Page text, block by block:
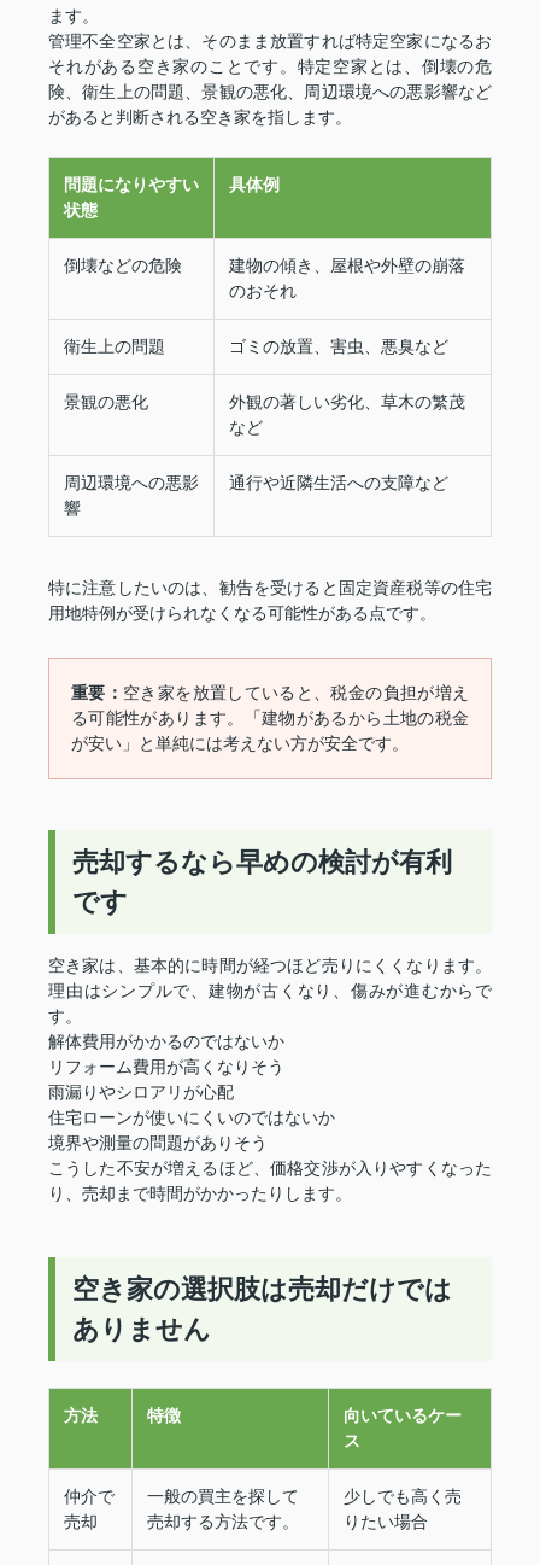
ます。
管理不全空家とは、そのまま放置すれば特定空家になるお
それがある空き家のことです。特定空家とは、倒壊の危
険、衛生上の問題、景観の悪化、周辺環境への悪影響など
があると判断される空き家を指します。
問題になりやすい
状態
具体例
倒壊などの危険
建物の傾き、屋根や外壁の崩落
のおそれ
衛生上の問題 ゴミの放置、害虫、悪臭など
景観の悪化
外観の著しい劣化、草木の繁茂
など
周辺環境への悪影
響
通行や近隣生活への支障など
特に注意したいのは、勧告を受けると固定資産税等の住宅
用地特例が受けられなくなる可能性がある点です。
重要： 空き家を放置していると、税金の負担が増え
る可能性があります。「建物があるから土地の税金
が安い」と単純には考えない方が安全です。
売却するなら早めの検討が有利
です
空き家は、基本的に時間が経つほど売りにくくなります。
理由はシンプルで、建物が古くなり、傷みが進むからで
す。
解体費用がかかるのではないか
リフォーム費用が高くなりそう
雨漏りやシロアリが心配
住宅ローンが使いにくいのではないか
境界や測量の問題がありそう
こうした不安が増えるほど、価格交渉が入りやすくなった
り、売却まで時間がかかったりします。
空き家の選択肢は売却だけでは
ありません
方法 特徴
向いているケー
ス
仲介で
売却
一般の買主を探して
売却する方法です。
少しでも高く売
りたい場合